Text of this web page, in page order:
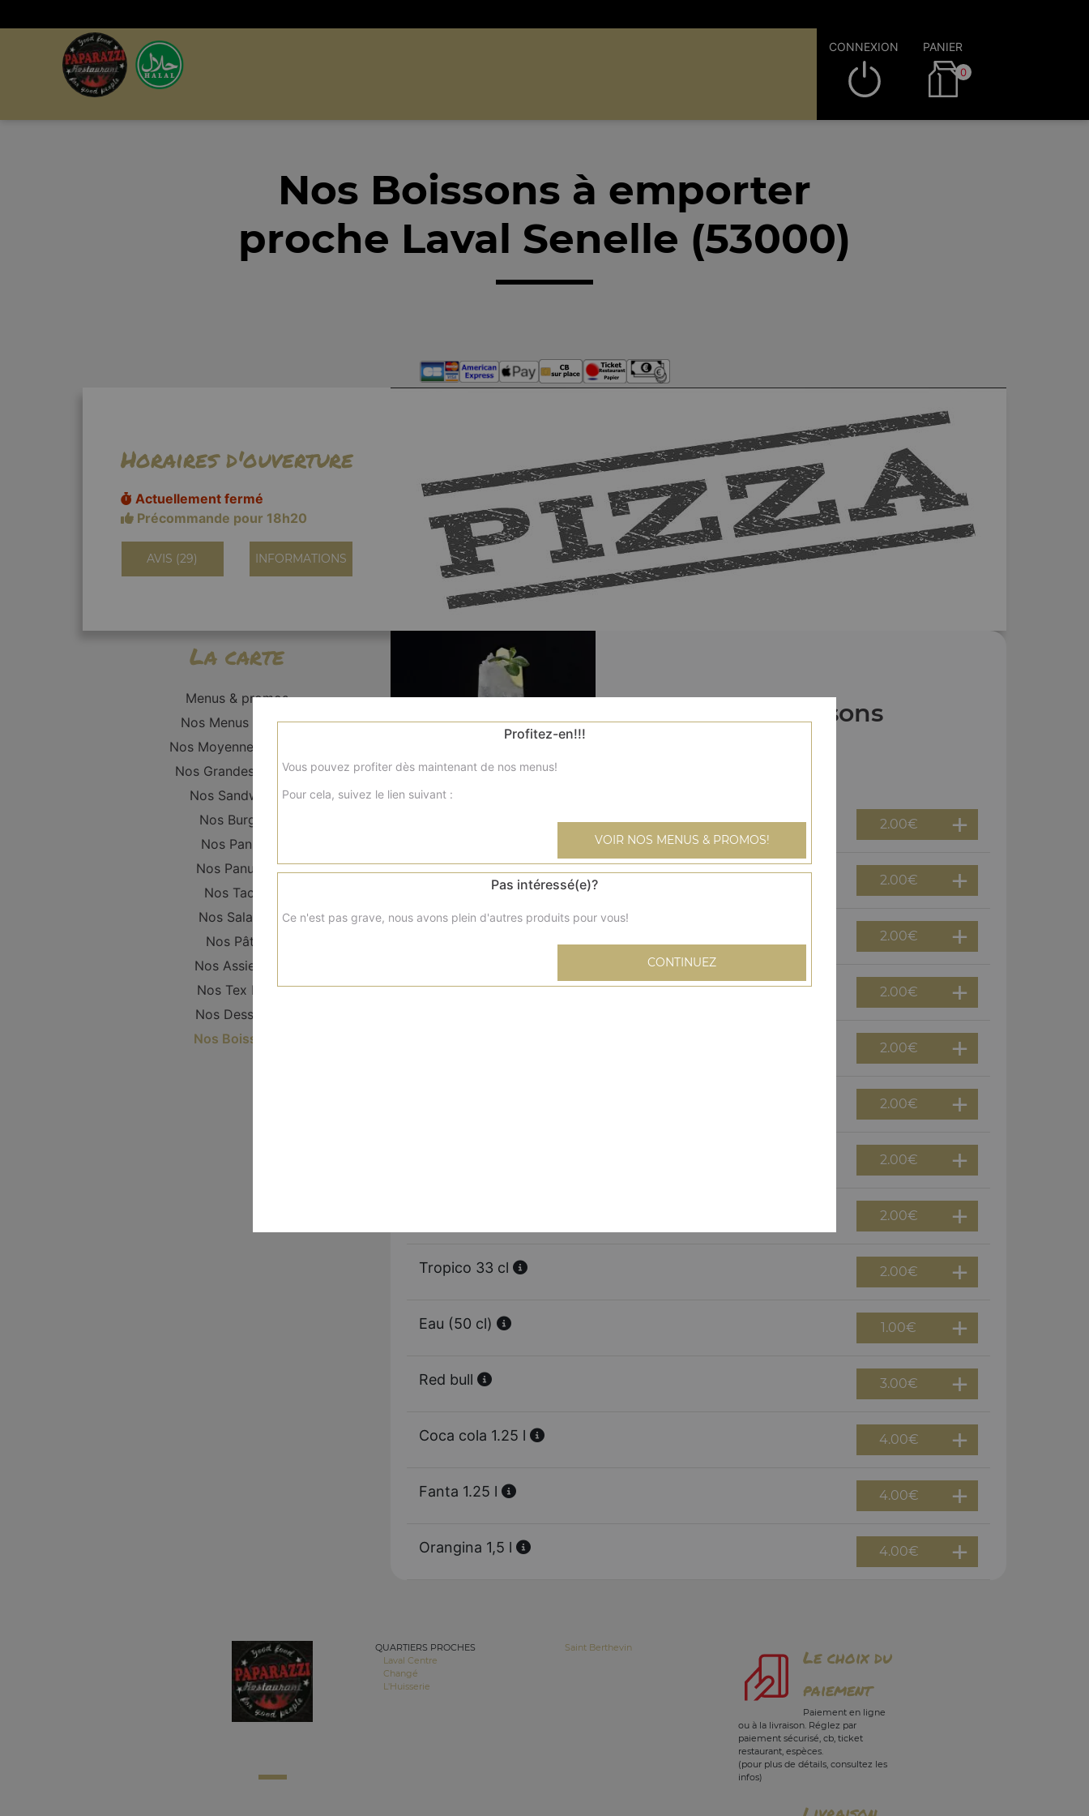
CONNEXION PANIER
0
Nos Boissons à emporter
proche Laval Senelle (53000)
Horaires d'ouverture
Actuellement fermé
Précommande pour 18h20
AVIS (29) INFORMATIONS
La carte
Menus & promos
Nos Menus Enfant
Nos Moyennes Pizzas
Nos Grandes Pizzas
Nos Sandwichs
Nos Burgers
Nos Paninis
Nos Panuzzo
Nos Tacos
Nos Salades
Nos Pâtes
Nos Assiettes
Nos Tex Mex
Nos Desserts
Nos Boissons
Nos Boissons
2.00€
Coca zéro 33 cl 2.00€
2.00€
Fanta 33 cl 2.00€
2.00€
2.00€
2.00€
2.00€
Tropico 33 cl 2.00€
Eau (50 cl) 1.00€
Red bull 3.00€
Coca cola 1.25 l 4.00€
Fanta 1.25 l 4.00€
Orangina 1,5 l 4.00€
QUARTIERS PROCHES
Laval Centre
Changé
L'Huisserie
Saint Berthevin
Le choix du
paiement
Paiement en ligne
ou à la livraison. Réglez par
paiement sécurisé, cb, ticket
restaurant, espèces.
(pour plus de détails, consultez les
infos)
Profitez-en!!!
Vous pouvez profiter dès maintenant de nos menus!
Pour cela, suivez le lien suivant :
VOIR NOS MENUS & PROMOS!
Pas intéressé(e)?
Ce n'est pas grave, nous avons plein d'autres produits pour vous!
CONTINUEZ